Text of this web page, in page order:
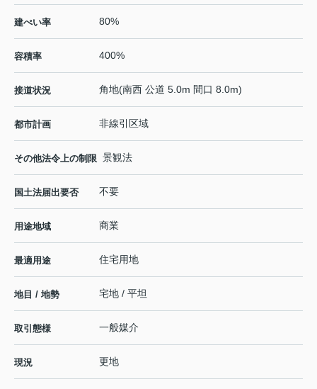
建ぺい率 80%
容積率 400%
接道状況 角地(南西 公道 5.0m 間口 8.0m)
都市計画 非線引区域
その他法令上の制限 景観法
国土法届出要否 不要
用途地域 商業
最適用途 住宅用地
地目 / 地勢 宅地 / 平坦
取引態様 一般媒介
現況 更地